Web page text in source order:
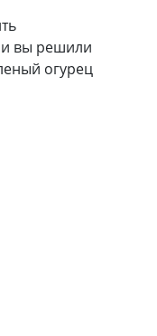
вы решили
огурец